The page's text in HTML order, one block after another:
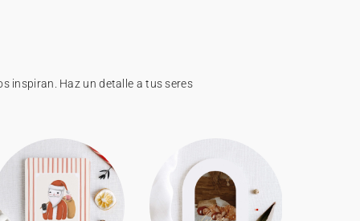
inspiran. Haz un detalle a tus seres